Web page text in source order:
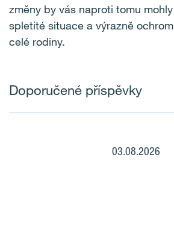
změny by vás naproti tomu
spletité situace a výrazně
celé rodiny.
Doporučené příspěvky
03.08.2026